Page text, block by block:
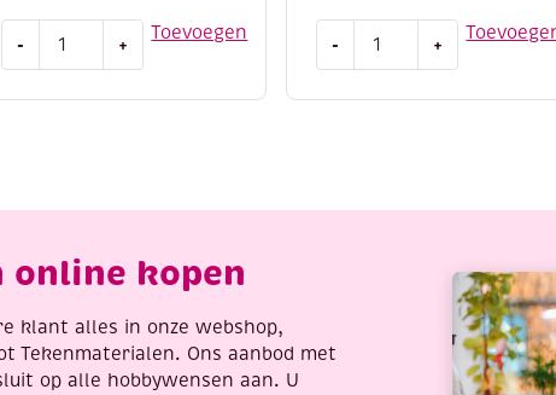
Toevoegen
- + -
Radeerpennenset
+
online kopen
klant alles in onze webshop,
Tekenmaterialen. Ons aanbod met
op alle hobbywensen aan. U